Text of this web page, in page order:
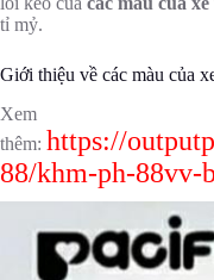
tỉ mỷ.
Giới thiệu về các màu của
Xem
thêm: https://
88/khm-ph-88vv-